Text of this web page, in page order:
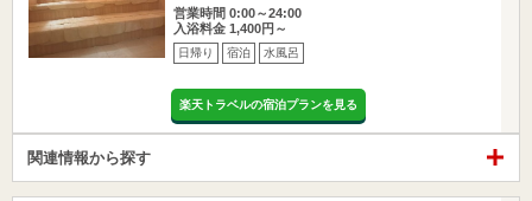
営業時間 0:00～24:00
入浴料金 1,400円～
日帰り 宿泊 水風呂
楽天トラベルの宿泊プランを見る
関連情報から探す